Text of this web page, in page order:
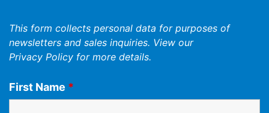
This form collects personal data for purposes of
newsletters and sales inquiries. View our
Privacy Policy for more details.
First Name *